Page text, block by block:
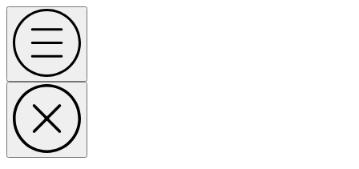
Skip
content
Menu